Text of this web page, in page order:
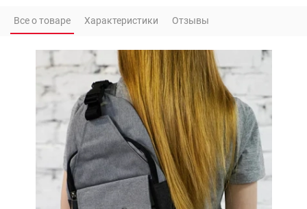
Все о товаре Характеристики Отзывы